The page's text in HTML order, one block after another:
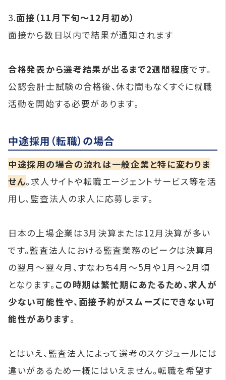
3.面接（11月下旬～12月初め）
面接から数日以内で結果が通知されます
合格発表から選考結果が出るまで2週間程度です。
公認会計士試験の合格後、休む間もなくすぐに就職
活動を開始する必要があります。
中途採用（転職）の場合
中途採用の場合の流れは一般企業と特に変わりま
せん。求人サイトや転職エージェントサービス等を活
用し、監査法人の求人に応募します。
日本の上場企業は3月決算または12月決算が多い
です。監査法人における監査業務のピークは決算月
の翌月～翌々月、すなわち4月～5月や1月～2月頃
となります。この時期は繁忙期にあたるため、求人が
少ない可能性や、面接予約がスムーズにできない可
能性があります。
とはいえ、監査法人によって選考のスケジュールには
違いがあるため一概にはいえません。転職を希望す